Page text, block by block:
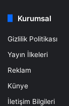
Kurumsal
Gizlilik Politikası
Yayın İlkeleri
Reklam
Künye
İletişim Bilgileri